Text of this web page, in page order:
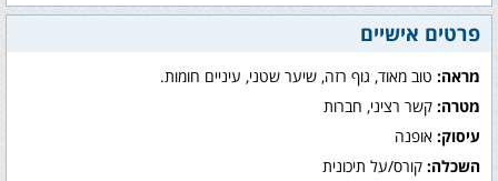
פרטים אישיים
מראה: טוב מאוד, גוף רזה, שיער שטני, עיניים חומות.
מטרה: קשר רציני, חברות
עיסוק: אופנה
השכלה: קורס/על תיכונית